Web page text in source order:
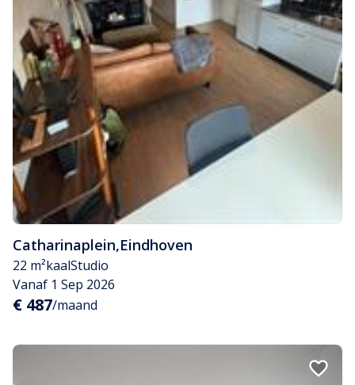
Catharinaplein,Eindhoven
22 m²kaalStudio
Vanaf 1 Sep 2026
€ 487/maand